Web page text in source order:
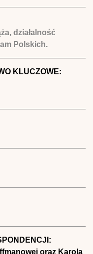
działalność
Polskich.
KLUCZOWE:
oraz Karola